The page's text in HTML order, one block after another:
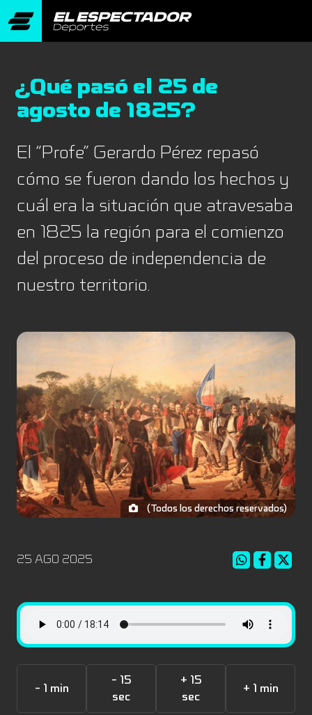
¿Qué pasó el 25 de
agosto de 1825?
El “Profe” Gerardo Pérez repasó
cómo se fueron dando los hechos y
cuál era la situación que atravesaba
en 1825 la región para el comienzo
del proceso de independencia de
nuestro territorio.
(Todos los derechos reservados)
25 AGO 2025
- 1 min
- 15
sec
+ 15
sec
+ 1 min